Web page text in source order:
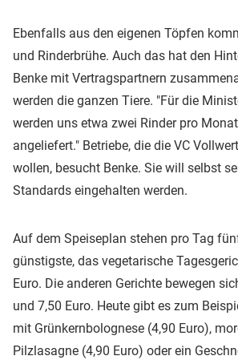
Ebenfalls aus den eigenen Töpfen
und Rinderbrühe. Auch das hat den
Benke mit Vertragspartnern
werden die ganzen Tiere. "Für die
werden uns etwa zwei Rinder pro Monat
angeliefert." Betriebe, die die VC
wollen, besucht Benke. Sie will selbst
Standards eingehalten werden.
Auf dem Speiseplan stehen pro Tag
günstigste, das vegetarische
Euro. Die anderen Gerichte bewegen
und 7,50 Euro. Heute gibt es zum
mit Grünkernbolognese (4,90 Euro),
Pilzlasagne (4,90 Euro) oder ein